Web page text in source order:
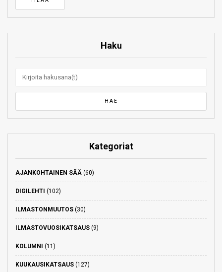
Haku
Kategoriat
AJANKOHTAINEN SÄÄ (60)
DIGILEHTI (102)
ILMASTONMUUTOS (30)
ILMASTOVUOSIKATSAUS (9)
KOLUMNI (11)
KUUKAUSIKATSAUS (127)